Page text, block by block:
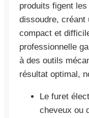
produits figent
dissoudre, créant
compact et
professionnelle
à des outils
résultat optimal,
Le furet
cheveux ou